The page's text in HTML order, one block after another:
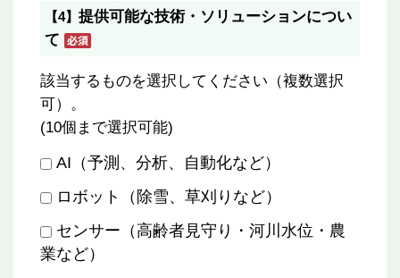
【4】 提供可能な技術・ソリューションについ
て
該当するものを選択してください（複数選択
可）。
(10個まで選択可能)
AI（予測、分析、自動化など）
ロボット（除雪、草刈りなど）
センサー（高齢者見守り・河川水位・農
業など）